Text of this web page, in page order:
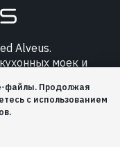
Alveus.
моек и
файлы. Продолжая
с использованием